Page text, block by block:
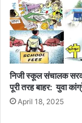
निजी स्कूल संचालक
पूरी तरह बाहर: युवा
April 18, 2025